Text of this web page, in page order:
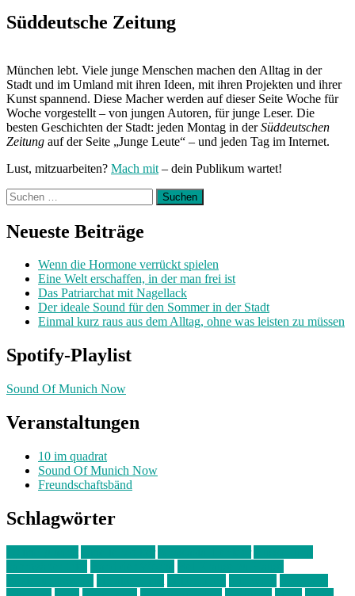
Süddeutsche Zeitung
München lebt. Viele junge Menschen machen den Alltag in der
Stadt und im Umland mit ihren Ideen, mit ihren Projekten und ihrer
Kunst spannend. Diese Macher werden auf dieser Seite Woche für
Woche vorgestellt – von jungen Autoren, für junge Leser. Die
besten Geschichten der Stadt: jeden Montag in derSüddeutschen
Zeitung auf der Seite „Junge Leute“ – und jeden Tag im Internet.
Lust, mitzuarbeiten? Mach mit – dein Publikum wartet!
Suchen
nach:
Neueste Beiträge
Wenn die Hormone verrückt spielen
Eine Welt erschaffen, in der man frei ist
Das Patriarchat mit Nagellack
Der ideale Sound für den Sommer in der Stadt
Einmal kurz raus aus dem Alltag, ohne was leisten zu müssen
Spotify-Playlist
Sound Of Munich Now
Veranstaltungen
10 im quadrat
Sound Of Munich Now
Freundschaftsbänd
Schlagwörter